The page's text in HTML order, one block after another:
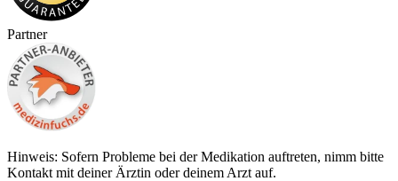
Partner
Hinweis: Sofern Probleme bei der Medikation auftreten, nimm bitte
Kontakt mit deiner Ärztin oder deinem Arzt auf.